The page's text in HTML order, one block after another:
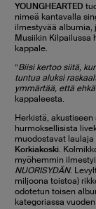
YOUNGHEARTED
nimeä kantavalla
ilmestyvää albumia,
Musiikin Kilpailussa
kappale.
”Biisi kertoo siitä,
tuntua aluksi
ymmärtää, että
kappaleesta.
Herkistä,
hurmoksellisista
muodostavat laulaja
Korkiakoski.
myöhemmin
NUORISYDÄN.
miljoona toistoa)
odotetun toisen
kategoriassa